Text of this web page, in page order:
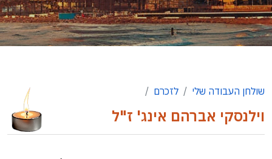
שולחן העבודה שלי לזכרם
וילנסקי אברהם אינג' ז"ל